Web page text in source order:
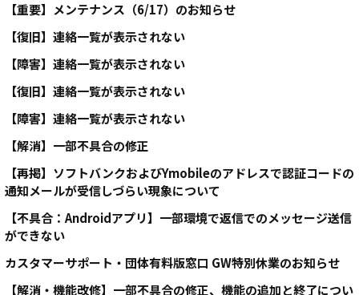
【重要】メンテナンス（6/17）のお知らせ
【復旧】連絡一覧が表示されない
【障害】連絡一覧が表示されない
【復旧】連絡一覧が表示されない
【障害】連絡一覧が表示されない
【解消】一部不具合の修正
【再掲】ソフトバンクおよびYmobileのアドレスで認証コードの
通知メールが受信しづらい現象について
【不具合：Androidアプリ】一部環境で返信でのメッセージ送信
ができない
カスタマーサポート・団体有料版窓口 GW特別休業のお知らせ
【解消・機能改修】一部不具合の修正、機能の追加と終了につい